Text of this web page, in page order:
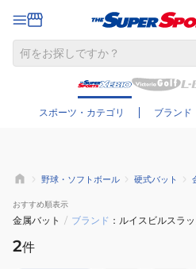
スポーツ・カテゴリ ブランド
さらに絞
野球・ソフトボール 硬式バット
おすすめ順表示
金属バット / ブランド ルイスビルスラ
2件